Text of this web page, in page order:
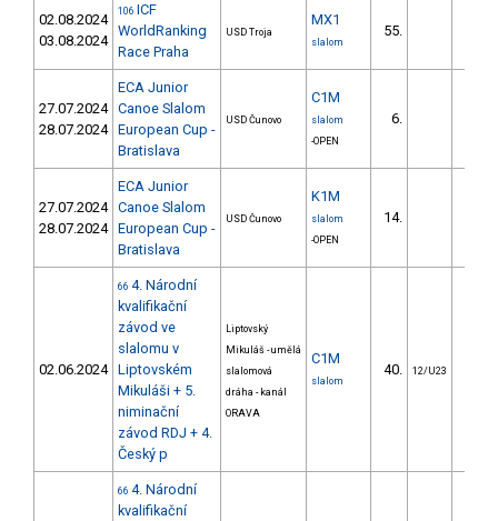
02.08.2024
03.08.2024
106 ICF
WorldRanking
Race Praha
USD Troja
MX1
slalom
55.
27.07.2024
28.07.2024
ECA Junior
Canoe Slalom
European Cup -
Bratislava
USD Čunovo
C1M
slalom
-OPEN
6.
27.07.2024
28.07.2024
ECA Junior
Canoe Slalom
European Cup -
Bratislava
USD Čunovo
K1M
slalom
-OPEN
14.
02.06.2024
66 4. Národní
kvalifikační
závod ve
slalomu v
Liptovském
Mikuláši + 5.
niminační
závod RDJ + 4.
Český p
Liptovský
Mikuláš - umělá
slalomová
dráha - kanál
ORAVA
C1M
slalom
40. 12/U23
66 4. Národní
kvalifikační